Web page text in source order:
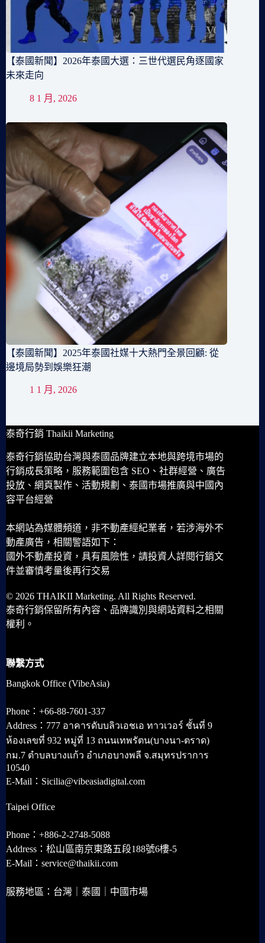
【泰國新聞】2026年泰國大選：三世代選民角逐國家
未來走向
8 1 月, 2026
【泰國新聞】2025年泰國社媒十大熱門全景回顧: 從
邊境局勢到娛樂狂潮
1 1 月, 2026
泰奇行銷 Thaikii Marketing
泰奇行銷協助台灣與泰國品牌建立本地與跨境市場的
行銷成長策略，服務範圍包含 SEO、社群經營、廣告
投放、網頁製作、活動規劃、泰國市場推廣與中國內
容平台經營
本網站為媒體頻道，非不動產經紀業者，若涉海外不
動產廣告，相關警語如下：
國外不動產投資，具有風險性，請投資人詳閱行銷文
件並審慎考量後再行交易
© 2026 THAIKII Marketing. All Rights Reserved.
泰奇行銷保留所有內容、品牌識別與網站資料之相關
權利。
聯繫方式
Bangkok Office (VibeAsia)
Phone：+66-88-7601-337
Address：777 อาคารดับบลิวเอชเอ ทาวเวอร์ ชั้นที่ 9
ห้องเลขที่ 932 หมู่ที่ 13 ถนนเทพรัตน(บางนา-ตราด)
กม.7 ตำบลบางแก้ว อำเภอบางพลี จ.สมุทรปราการ
10540
E-Mail：Sicilia@vibeasiadigital.com
Taipei Office
Phone：+886-2-2748-5088
Address：松山區南京東路五段188號6樓-5
E-Mail：service@thaikii.com
服務地區：台灣｜泰國｜中國市場